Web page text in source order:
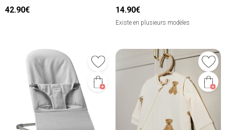
42.90€ 14.90€
Existe en plusieurs modèles